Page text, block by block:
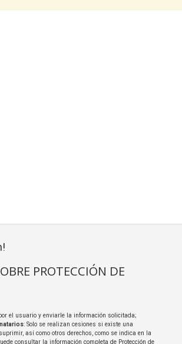
PROTECCIÓN DE
el usuario y enviarle la información solicitada;
: Solo se realizan cesiones si existe una
así como otros derechos, como se indica en la
consultar la información completa de Protección de